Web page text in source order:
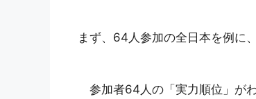
まず、64人参加の全日本を例に
参加者64人の「実力順位」が